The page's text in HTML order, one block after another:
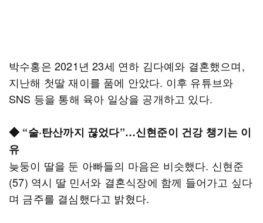
박수홍은 2021년 23세 연하 김다예와 결혼했으며,
지난해 첫딸 재이를 품에 안았다. 이후 유튜브와
SNS 등을 통해 육아 일상을 공개하고 있다.
◆ “술·탄산까지 끊었다”…신현준이 건강 챙기는 이
유
늦둥이 딸을 둔 아빠들의 마음은 비슷했다. 신현준
(57) 역시 딸 민서와 결혼식장에 함께 들어가고 싶다
며 금주를 결심했다고 밝혔다.